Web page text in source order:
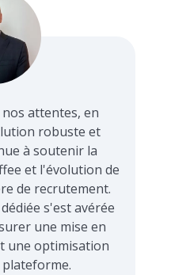
attentes, en
robuste et
à soutenir la
et l'évolution de
de recrutement.
s'est avérée
une mise en
une optimisation